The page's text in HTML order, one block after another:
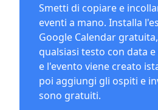
Smetti di copiare e
eventi a mano. Installa l'
Google Calendar
qualsiasi testo con data
e l'evento viene creato
poi aggiungi gli ospiti e
sono gratuiti.